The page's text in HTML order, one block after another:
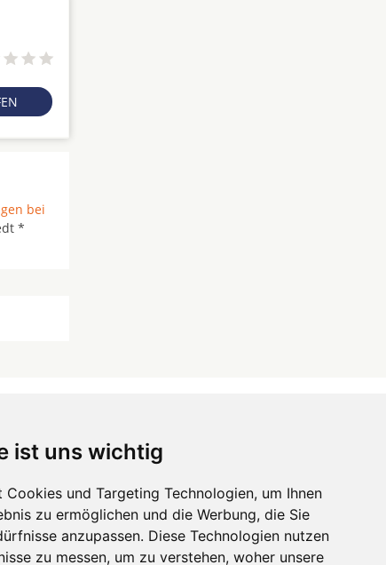
ist uns wichtig
und Targeting Technologien, um Ihnen
zu ermöglichen und die Werbung, die Sie
anzupassen. Diese Technologien nutzen
zu messen, um zu verstehen, woher unsere
bei
*
Hörgeräte die-endverbraucher.com